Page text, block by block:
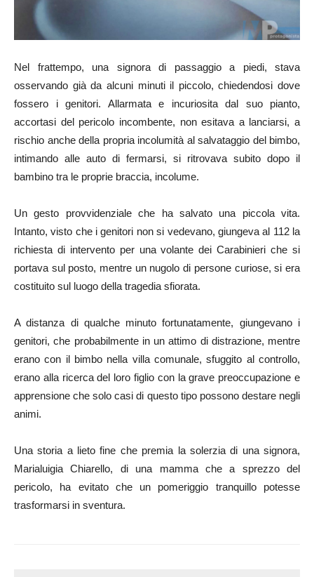
Nel frattempo, una signora di passaggio a piedi, stava
osservando già da alcuni minuti il piccolo, chiedendosi dove
fossero i genitori. Allarmata e incuriosita dal suo pianto,
accortasi del pericolo incombente, non esitava a lanciarsi, a
rischio anche della propria incolumità al salvataggio del bimbo,
intimando alle auto di fermarsi, si ritrovava subito dopo il
bambino tra le proprie braccia, incolume.
Un gesto provvidenziale che ha salvato una piccola vita.
Intanto, visto che i genitori non si vedevano, giungeva al 112 la
richiesta di intervento per una volante dei Carabinieri che si
portava sul posto, mentre un nugolo di persone curiose, si era
costituito sul luogo della tragedia sfiorata.
A distanza di qualche minuto fortunatamente, giungevano i
genitori, che probabilmente in un attimo di distrazione, mentre
erano con il bimbo nella villa comunale, sfuggito al controllo,
erano alla ricerca del loro figlio con la grave preoccupazione e
apprensione che solo casi di questo tipo possono destare negli
animi.
Una storia a lieto fine che premia la solerzia di una signora,
Marialuigia Chiarello, di una mamma che a sprezzo del
pericolo, ha evitato che un pomeriggio tranquillo potesse
trasformarsi in sventura.